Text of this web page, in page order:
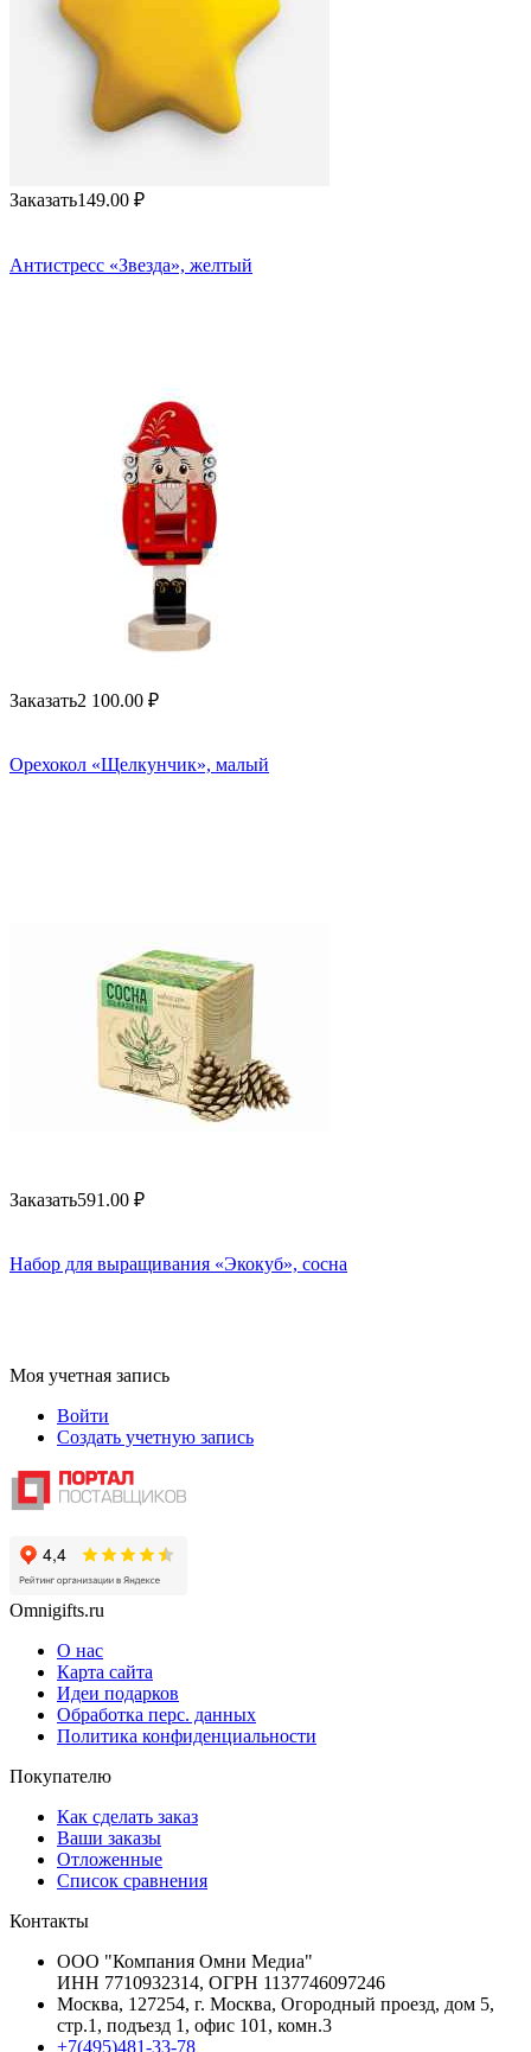
Заказать149.00 ₽
Антистресс «Звезда», желтый
Заказать2 100.00 ₽
Орехокол «Щелкунчик», малый
Заказать591.00 ₽
Набор для выращивания «Экокуб», сосна
Моя учетная запись
Войти
Создать учетную запись
Omnigifts.ru
О нас
Карта сайта
Идеи подарков
Обработка перс. данных
Политика конфиденциальности
Покупателю
Как сделать заказ
Ваши заказы
Отложенные
Список сравнения
Контакты
ООО "Компания Омни Медиа"
ИНН 7710932314, ОГРН 1137746097246
Москва, 127254, г. Москва, Огородный проезд, дом 5,
стр.1, подъезд 1, офис 101, комн.3
+7(495)481-33-78